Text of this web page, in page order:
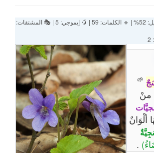
: 🔸 التشكيل: 52% | 🔹 الكلمات: 59 | 🥭 إيموجي: 5 | 🎭 المشتقات:
🌱
منْ
ألْوَانٌ
.